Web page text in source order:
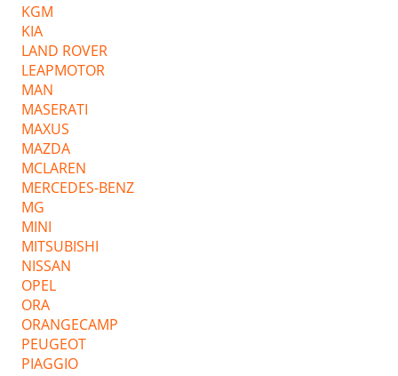
KGM
KIA
LAND ROVER
LEAPMOTOR
MAN
MASERATI
MAXUS
MAZDA
MCLAREN
MERCEDES-BENZ
MG
MINI
MITSUBISHI
NISSAN
OPEL
ORA
ORANGECAMP
PEUGEOT
PIAGGIO